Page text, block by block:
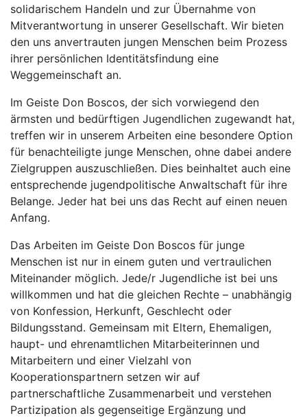
solidarischem Handeln und zur Übernahme von
Mitverantwortung in unserer Gesellschaft. Wir bieten
den uns anvertrauten jungen Menschen beim Prozess
ihrer persönlichen Identitätsfindung eine
Weggemeinschaft an.
Im Geiste Don Boscos, der sich vorwiegend den
ärmsten und bedürftigen Jugendlichen zugewandt hat,
treffen wir in unserem Arbeiten eine besondere Option
für benachteiligte junge Menschen, ohne dabei andere
Zielgruppen auszuschließen. Dies beinhaltet auch eine
entsprechende jugendpolitische Anwaltschaft für ihre
Belange. Jeder hat bei uns das Recht auf einen neuen
Anfang.
Das Arbeiten im Geiste Don Boscos für junge
Menschen ist nur in einem guten und vertraulichen
Miteinander möglich. Jede/r Jugendliche ist bei uns
willkommen und hat die gleichen Rechte – unabhängig
von Konfession, Herkunft, Geschlecht oder
Bildungsstand. Gemeinsam mit Eltern, Ehemaligen,
haupt- und ehrenamtlichen Mitarbeiterinnen und
Mitarbeitern und einer Vielzahl von
Kooperationspartnern setzen wir auf
partnerschaftliche Zusammenarbeit und verstehen
Partizipation als gegenseitige Ergänzung und